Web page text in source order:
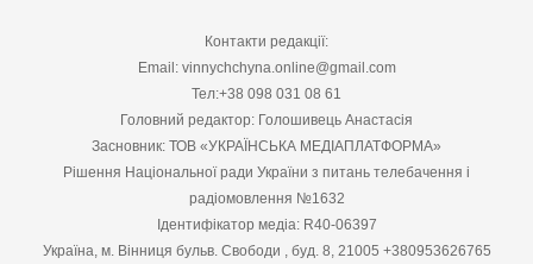
Контакти редакції:
Email: vinnychchyna.online@gmail.com
Тел:+38 098 031 08 61
Головний редактор: Голошивець Анастасія
Засновник: ТОВ «УКРАЇНСЬКА МЕДІАПЛАТФОРМА»
Рішення Національної ради України з питань телебачення і
радіомовлення №1632
Ідентифікатор медіа: R40-06397
Україна, м. Вінниця бульв. Свободи , буд. 8, 21005 +380953626765